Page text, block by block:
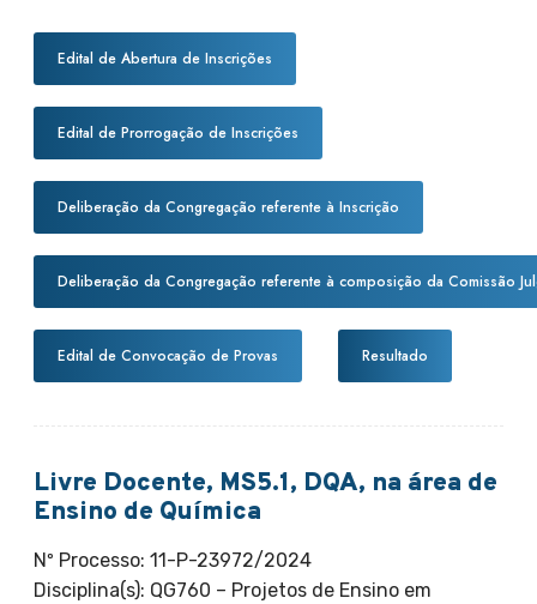
Edital de Abertura de Inscrições
Edital de Prorrogação de Inscrições
Deliberação da Congregação referente à Inscrição
Deliberação da Congregação referente à composição da Comissão
Edital de Convocação de Provas Resultado
Livre Docente, MS5.1, DQA, na área de
Ensino de Química
Nº Processo: 11-P-23972/2024
Disciplina(s): QG760 – Projetos de Ensino em